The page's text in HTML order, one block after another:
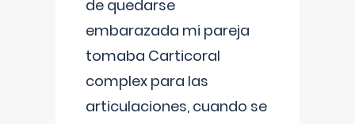
de quedarse
embarazada mi pareja
tomaba Carticoral
complex para las
articulaciones, cuando se